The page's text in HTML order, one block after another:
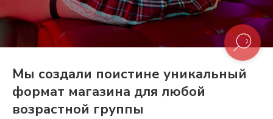
Мы создали поистине уникальный
формат магазина для любой
возрастной группы